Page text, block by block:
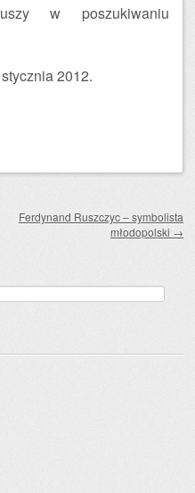
w poszukiwaniu
2012.
Ferdynand Ruszczyc – symbolista
młodopolski →